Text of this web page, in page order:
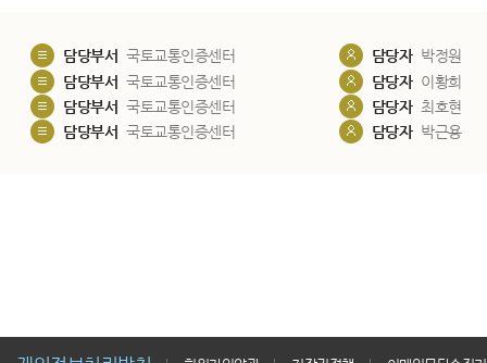
담당부서 국토교통인증센터 담당자 박정원
담당부서 국토교통인증센터 담당자 이황희
담당부서 국토교통인증센터 담당자 최호현
담당부서 국토교통인증센터 담당자 박근용